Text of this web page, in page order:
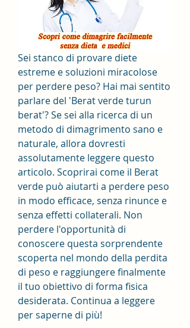
Sei stanco di provare diete
estreme e soluzioni miracolose
per perdere peso? Hai mai sentito
parlare del 'Berat verde turun
berat'? Se sei alla ricerca di un
metodo di dimagrimento sano e
naturale, allora dovresti
assolutamente leggere questo
articolo. Scoprirai come il Berat
verde può aiutarti a perdere peso
in modo efficace, senza rinunce e
senza effetti collaterali. Non
perdere l'opportunità di
conoscere questa sorprendente
scoperta nel mondo della perdita
di peso e raggiungere finalmente
il tuo obiettivo di forma fisica
desiderata. Continua a leggere
per saperne di più!